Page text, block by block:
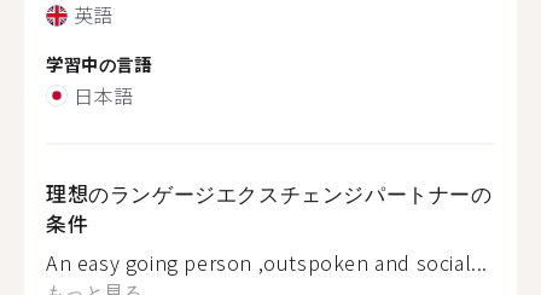
英語
学習中の言語
日本語
理想のランゲージエクスチェンジパートナーの
条件
An easy going person ,outspoken and social...